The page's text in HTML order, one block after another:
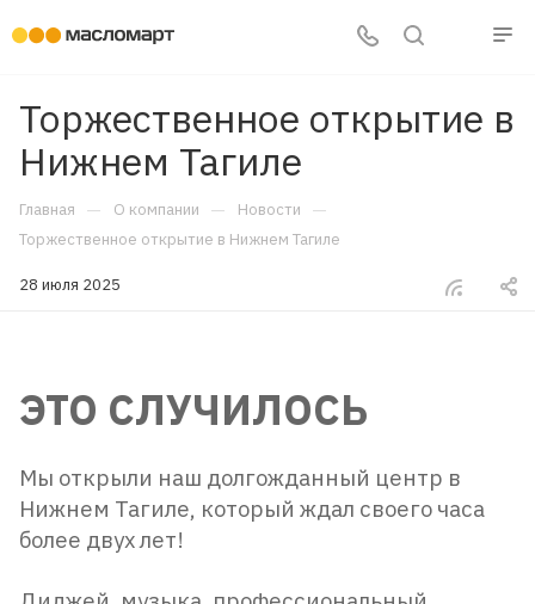
Торжественное открытие в
Нижнем Тагиле
Главная — О компании — Новости —
Торжественное открытие в Нижнем Тагиле
28 июля 2025
ЭТО СЛУЧИЛОСЬ
Мы открыли наш долгожданный центр в
Нижнем Тагиле, который ждал своего часа
более двух лет!